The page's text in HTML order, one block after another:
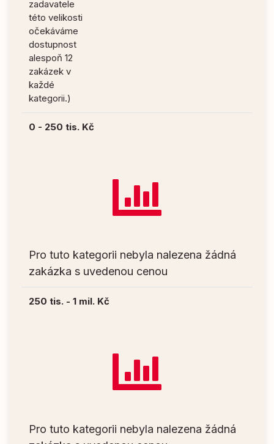
zadavatele
této velikosti
očekáváme
dostupnost
alespoň 12
zakázek v
každé
kategorii.)
0 - 250 tis. Kč
Pro tuto kategorii nebyla nalezena žádná
zakázka s uvedenou cenou
250 tis. - 1 mil. Kč
Pro tuto kategorii nebyla nalezena žádná